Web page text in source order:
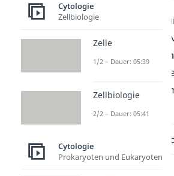
Die Unterschiede
Gemeinsamkeiten
Eukaryoten
wir dir in diesem
unserem
Video
Cytologie
Zellbiologie
Zelle
1/2 – Dauer: 05:39
Zellbiologie
2/2 – Dauer: 05:41
Cytologie
Prokaryoten und Eukaryoten